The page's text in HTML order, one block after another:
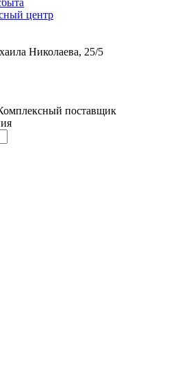
центр
Николаева, 25/5
поставщик